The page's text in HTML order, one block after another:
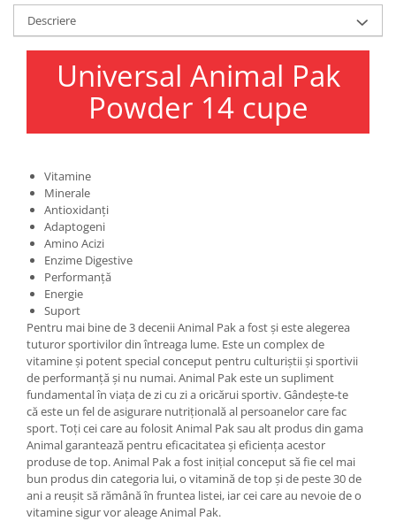
Rich Piana 5% Nutrition
RIPT
Scitec
Scivation
Skill Nutrition
Under Armour
Universal
Vitargo
Weider
Zenana
Descriere
Universal Animal Pak
Powder 14 cupe
Vitamine
Minerale
Antioxidanți
Adaptogeni
Amino Acizi
Enzime Digestive
Performanță
Energie
Suport
Pentru mai bine de 3 decenii Animal Pak a fost și este alegerea
tuturor sportivilor din întreaga lume. Este un complex de
vitamine și potent special conceput pentru culturiștii și sportivii
de performanță și nu numai. Animal Pak este un supliment
fundamental în viața de zi cu zi a oricărui sportiv. Gândește-te
că este un fel de asigurare nutrițională al persoanelor care fac
sport. Toți cei care au folosit Animal Pak sau alt produs din gama
Animal garantează pentru eficacitatea și eficiența acestor
produse de top. Animal Pak a fost inițial conceput să fie cel mai
bun produs din categoria lui, o vitamină de top și de peste 30 de
ani a reușit să rămână în fruntea listei, iar cei care au nevoie de o
vitamine sigur vor aleage Animal Pak.